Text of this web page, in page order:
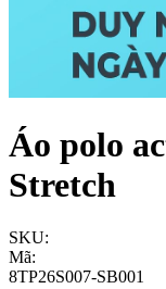
Áo polo
Stretch
SKU:
Mã:
8TP26S007-SB001